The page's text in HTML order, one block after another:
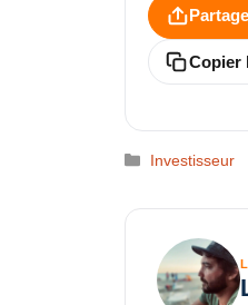
Copier
Catégories
Investisseur